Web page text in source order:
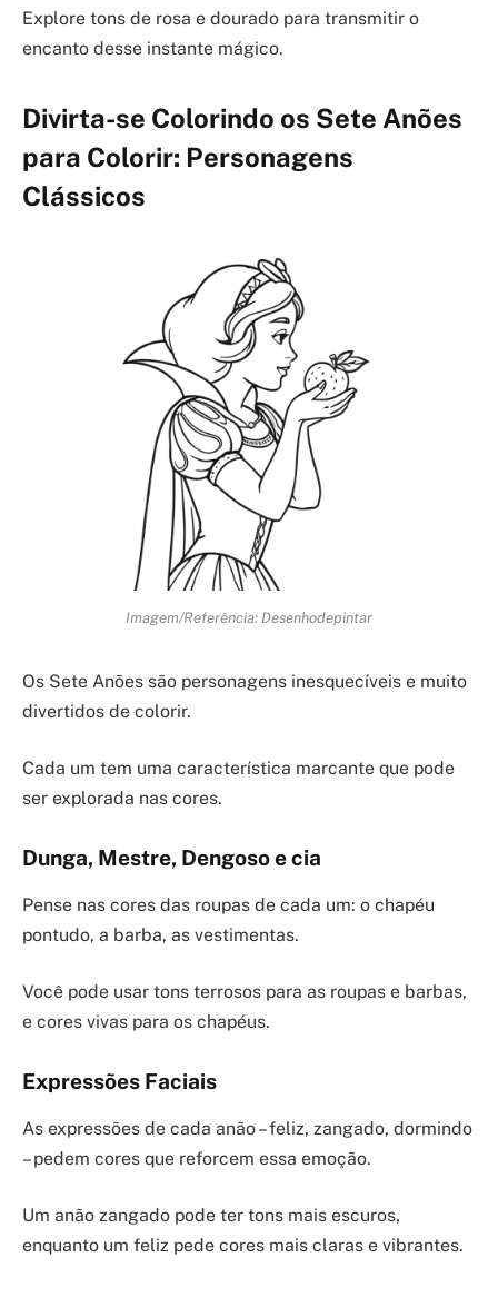
Explore tons de rosa e dourado para transmitir o
encanto desse instante mágico.
Divirta-se Colorindo os Sete Anões
para Colorir: Personagens
Clássicos
Imagem/Referência: Desenhodepintar
Os Sete Anões são personagens inesquecíveis e muito
divertidos de colorir.
Cada um tem uma característica marcante que pode
ser explorada nas cores.
Dunga, Mestre, Dengoso e cia
Pense nas cores das roupas de cada um: o chapéu
pontudo, a barba, as vestimentas.
Você pode usar tons terrosos para as roupas e barbas,
e cores vivas para os chapéus.
Expressões Faciais
As expressões de cada anão – feliz, zangado, dormindo
– pedem cores que reforcem essa emoção.
Um anão zangado pode ter tons mais escuros,
enquanto um feliz pede cores mais claras e vibrantes.